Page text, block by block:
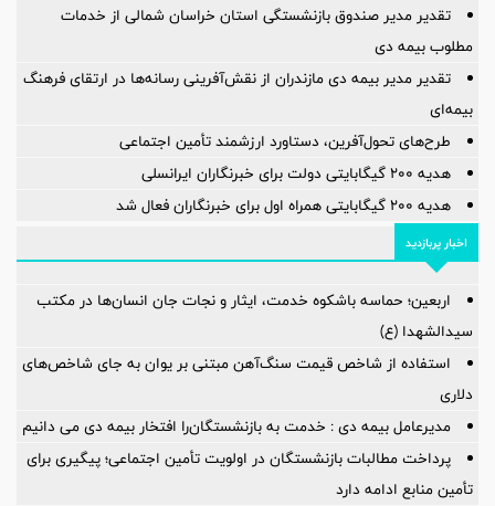
تقدیر مدیر صندوق بازنشستگی استان خراسان شمالی از خدمات
مطلوب بیمه دی
تقدیر مدیر بیمه دی مازندران از نقش‌آفرینی رسانه‌ها در ارتقای فرهنگ
بیمه‌ای
طرح‌های تحول‌آفرین، دستاورد ارزشمند تأمین اجتماعی
هدیه ۲۰۰ گیگابایتی دولت برای خبرنگاران ایرانسلی
هدیه ۲۰۰ گیگابایتی همراه اول برای خبرنگاران فعال شد
اخبار پربازدید
اربعین؛ حماسه باشکوه خدمت، ایثار و نجات جان انسان‌ها در مکتب
سیدالشهدا (ع)
استفاده از شاخص قیمت سنگ‌آهن مبتنی بر یوان به جای شاخص‌های
دلاری
مدیرعامل بیمه دی : خدمت به بازنشستگان‌را افتخار بیمه دی می دانیم
پرداخت مطالبات بازنشستگان در اولویت تأمین اجتماعی؛ پیگیری برای
تأمین منابع ادامه دارد